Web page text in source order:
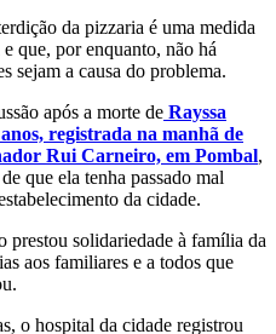
da pizzaria é uma medida
que, por enquanto, não há
sejam a causa do problema.
após a morte de Rayssa
registrada na manhã de
Rui Carneiro, em Pombal,
que ela tenha passado mal
da cidade.
solidariedade à família da
aos familiares e a todos que
o hospital da cidade registrou